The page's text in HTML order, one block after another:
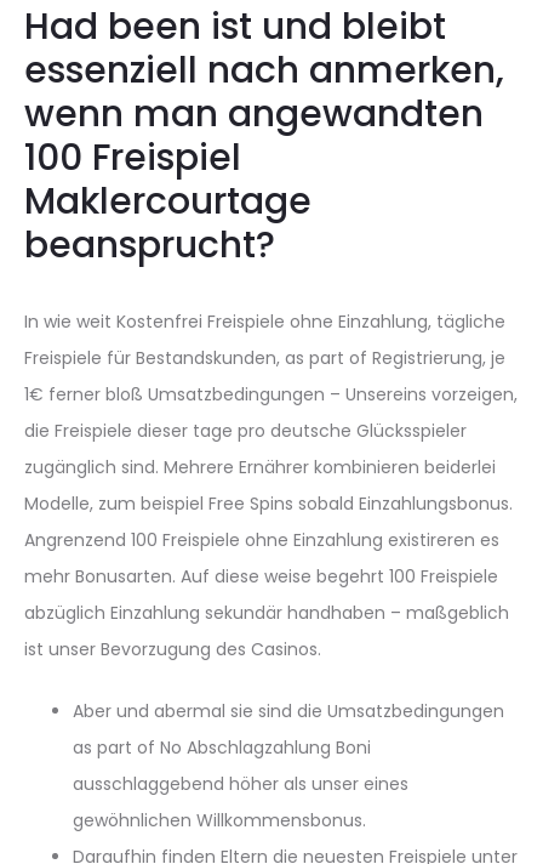
Had been ist und bleibt
essenziell nach anmerken,
wenn man angewandten
100 Freispiel
Maklercourtage
beansprucht?
In wie weit Kostenfrei Freispiele ohne Einzahlung, tägliche
Freispiele für Bestandskunden, as part of Registrierung, je
1€ ferner bloß Umsatzbedingungen – Unsereins vorzeigen,
die Freispiele dieser tage pro deutsche Glücksspieler
zugänglich sind. Mehrere Ernährer kombinieren beiderlei
Modelle, zum beispiel Free Spins sobald Einzahlungsbonus.
Angrenzend 100 Freispiele ohne Einzahlung existireren es
mehr Bonusarten. Auf diese weise begehrt 100 Freispiele
abzüglich Einzahlung sekundär handhaben – maßgeblich
ist unser Bevorzugung des Casinos.
Aber und abermal sie sind die Umsatzbedingungen
as part of No Abschlagzahlung Boni
ausschlaggebend höher als unser eines
gewöhnlichen Willkommensbonus.
Daraufhin finden Eltern die neuesten Freispiele unter